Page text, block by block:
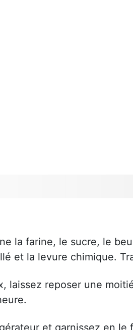
la farine, le sucre, le
et la levure chimique.
laissez reposer une
et garnissez en le